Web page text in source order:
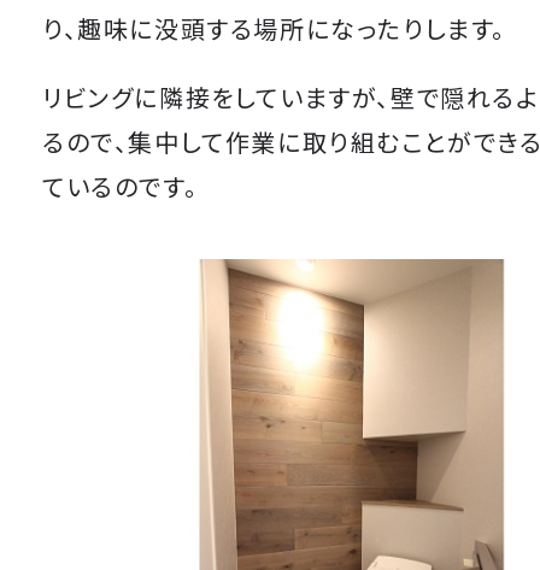
り、趣味に没頭する場所になったりします。
リビングに隣接をしていますが、壁で隠れる
るので、集中して作業に取り組むことができ
ているのです。